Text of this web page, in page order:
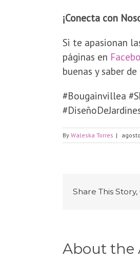
¡Conecta con
​Si te apasionan
páginas en
buenas y saber
​#Bougainvillea
By Waleska Torres |
Share This
About the